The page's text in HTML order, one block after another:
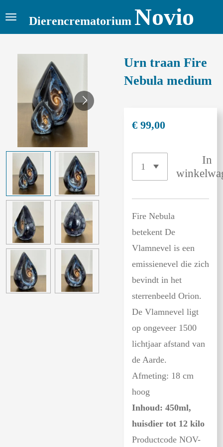
Ga
hoofdinhoud
Dierencrematorium Novio
Urn traan Fire
Nebula medium
€ 99,00
In
Fire Nebula
betekent De
Vlamnevel is een
emissienevel die zich
bevindt in het
sterrenbeeld Orion.
De Vlamnevel ligt
op ongeveer 1500
lichtjaar afstand van
de Aarde.
Afmeting: 18 cm
hoog
Inhoud: 450ml,
huisdier tot 12 kilo
Productcode NOV-